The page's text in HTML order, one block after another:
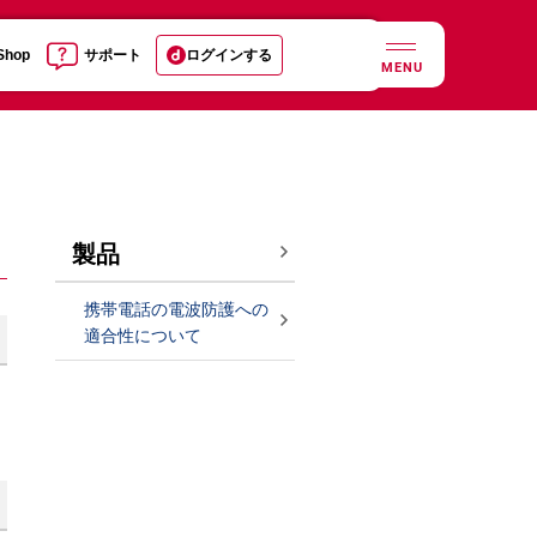
サポート ログインする
MENU
製品
携帯電話の電波防護への
適合性について